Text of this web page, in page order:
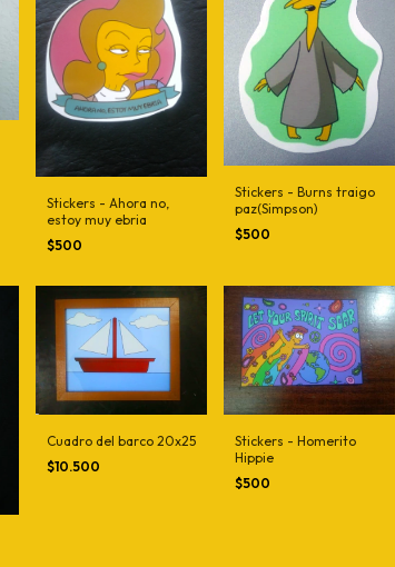
Stickers - Ahora no,
estoy muy ebria
$500
Stickers - Burns traigo
paz(Simpson)
$500
Cuadro del barco 20x25
$10.500
Stickers - Homerito
Hippie
$500